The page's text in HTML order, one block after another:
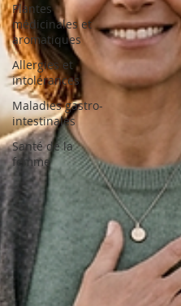
Plantes
médicinales et
aromatiques
Allergies et
intolérances
Maladies gastro-
intestinales
Santé de la
femme